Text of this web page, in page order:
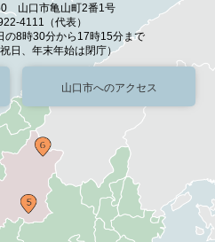
山口市亀山町2番1号
4111（代表）
の8時30分から17時15分まで
日、年末年始は閉庁）
山口市へのアクセス